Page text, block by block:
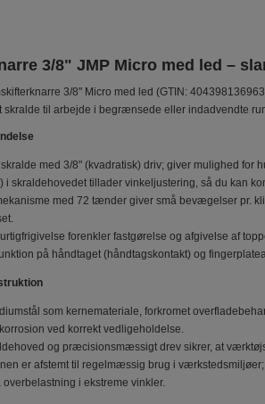
3/8" JMP Micro med led –
3/8" Micro med led (GTIN:
skralde til arbejde i begrænsede eller indadvendte
med 3/8" (kvadratisk) driv; giver mulighed for
i skraldehovedet tillader vinkeljustering, så du kan
med 72 tænder giver små bevægelser pr.
forenkler fastgørelse og afgivelse af
på håndtaget (håndtagskontakt) og
som kernemateriale, forkromet
ved korrekt vedligeholdelse.
og præcisionsmæssigt drev sikrer, at
er afstemt til regelmæssig brug i
overbelastning i ekstreme vinkler.